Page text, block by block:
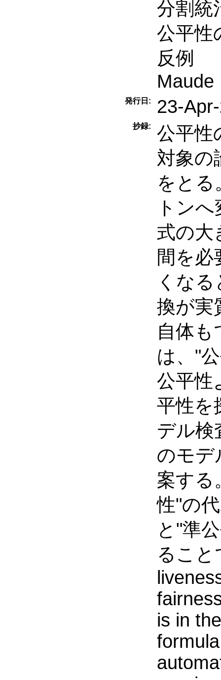
分割統
公平性
反例
Maude
発行日: 23-
抄録:
公平性
対象の
をとる
トン
式の大
間を必
くな
換が実
自体も
は、"
公平性
平性を
デル検
のモデ
案する
性"の
と"準
ること
is in